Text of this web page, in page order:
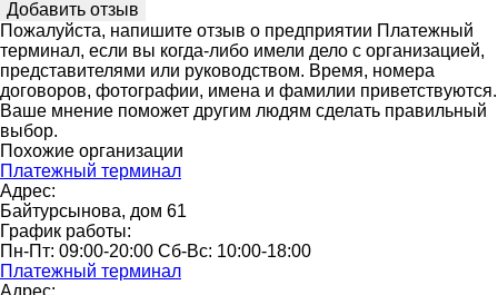
Пожалуйста, напишите отзыв о предприятии Платежный
терминал, если вы когда-либо имели дело с организацией,
представителями или руководством. Время, номера
договоров, фотографии, имена и фамилии приветствуются.
Ваше мнение поможет другим людям сделать правильный
выбор.
Похожие организации
Платежный терминал
Адрес:
Байтурсынова, дом 61
График работы:
Пн-Пт: 09:00-20:00 Сб-Вс: 10:00-18:00
Платежный терминал